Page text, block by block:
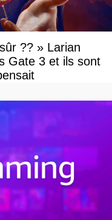
?? » Larian
Gate 3 et ils sont